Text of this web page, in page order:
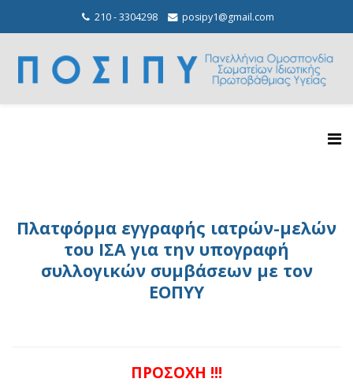
210 - 3304298 posipy1@gmail.com
Πλατφόρμα εγγραφής ιατρών-μελών
του ΙΣΑ για την υπογραφή
συλλογικών συμβάσεων με τον
ΕΟΠΥΥ
ΠΡΟΣΟΧΗ !!!